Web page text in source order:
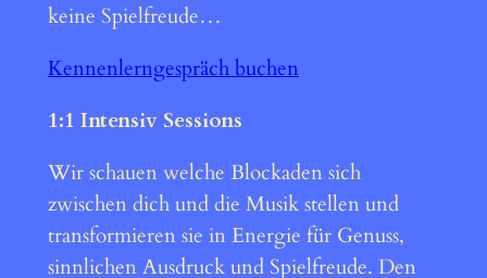
keine Spielfreude…
Kennenlerngespräch buchen
1:1 Intensiv Sessions
Wir schauen welche Blockaden sich
zwischen dich und die Musik stellen und
transformieren sie in Energie für Genuss,
sinnlichen Ausdruck und Spielfreude. Den